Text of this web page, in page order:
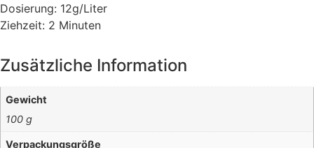
Dosierung: 12g/Liter
Ziehzeit: 2 Minuten
Zusätzliche Information
Gewicht
100 g
Verpackungsgröße